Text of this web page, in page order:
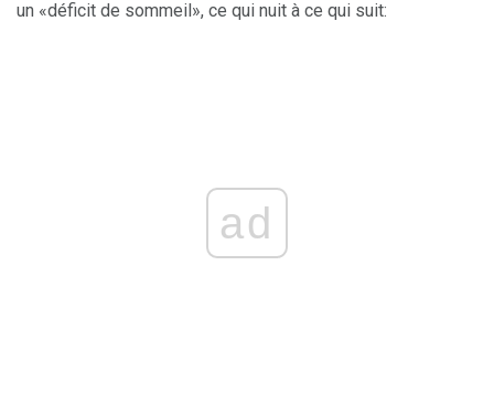
un «déficit de sommeil», ce qui nuit à ce qui suit:
ad